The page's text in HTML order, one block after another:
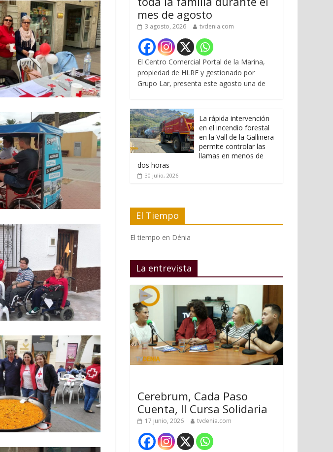
mes de agosto
3 agosto, 2026 tvdenia.com
El Centro Comercial Portal de la Marina,
propiedad de HLRE y gestionado por
Grupo Lar, presenta este agosto una de
La rápida intervención
en el incendio forestal
en la Vall de la Gallinera
permite controlar las
llamas en menos de
dos horas
30 julio, 2026
El Tiempo
El tiempo en Dénia
La entrevista
Cerebrum, Cada Paso
Cuenta, II Cursa Solidaria
17 junio, 2026 tvdenia.com